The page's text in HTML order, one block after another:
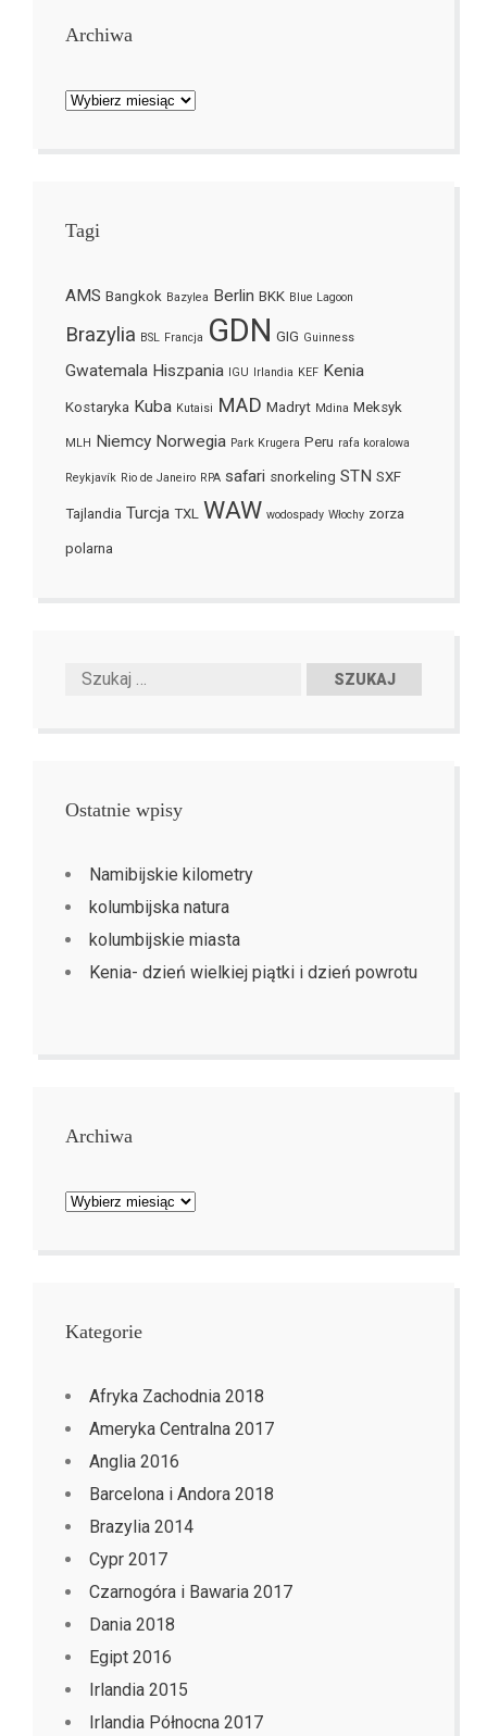
Archiwa
Archiwa
Tagi
AMS Bangkok Bazylea Berlin BKK Blue Lagoon
Brazylia BSL Francja GDN GIG Guinness
Gwatemala Hiszpania IGU Irlandia KEF Kenia
Kostaryka Kuba Kutaisi MAD Madryt Mdina Meksyk
MLH Niemcy Norwegia Park Krugera Peru rafa koralowa
Reykjavík Rio de Janeiro RPA safari snorkeling STN SXF
Tajlandia Turcja TXL WAW wodospady Włochy zorza
polarna
Ostatnie wpisy
Namibijskie kilometry
kolumbijska natura
kolumbijskie miasta
Kenia- dzień wielkiej piątki i dzień powrotu
Archiwa
Archiwa
Kategorie
Afryka Zachodnia 2018
Ameryka Centralna 2017
Anglia 2016
Barcelona i Andora 2018
Brazylia 2014
Cypr 2017
Czarnogóra i Bawaria 2017
Dania 2018
Egipt 2016
Irlandia 2015
Irlandia Północna 2017